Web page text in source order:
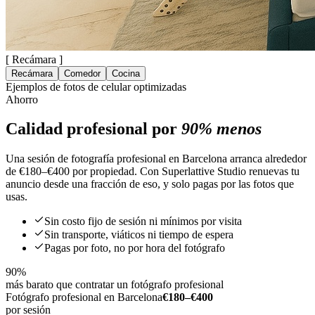
[ Recámara ]
Recámara Comedor Cocina
Ejemplos de fotos de celular optimizadas
Ahorro
Calidad profesional por 90% menos
Una sesión de fotografía profesional en Barcelona arranca alrededor
de €180–€400 por propiedad. Con Superlattive Studio renuevas tu
anuncio desde una fracción de eso, y solo pagas por las fotos que
usas.
Sin costo fijo de sesión ni mínimos por visita
Sin transporte, viáticos ni tiempo de espera
Pagas por foto, no por hora del fotógrafo
90%
más barato que contratar un fotógrafo profesional
Fotógrafo profesional en Barcelona€180–€400
por sesión